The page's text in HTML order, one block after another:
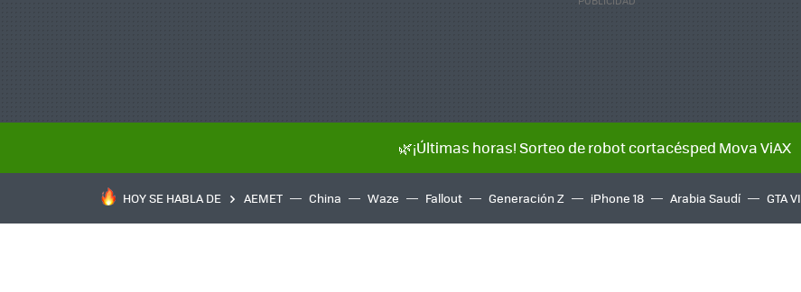
🌿¡Últimas horas! Sorteo de robot cortacésped Mova ViAX
HOY SE HABLA DE AEMET China Waze Fallout Generación Z iPhone 18 Arabia Saudí GTA VI